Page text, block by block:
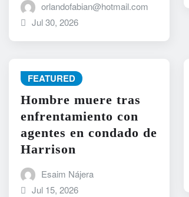
orlandofabian@hotmail.com
Jul 30, 2026
FEATURED
Hombre muere tras
enfrentamiento con
agentes en condado de
Harrison
Esaim Nájera
Jul 15, 2026